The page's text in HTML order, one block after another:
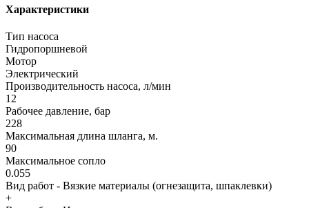
Характеристики
Тип насоса
Гидропоршневой
Мотор
Электрический
Производительность насоса, л/мин
12
Рабочее давление, бар
228
Максимальная длина шланга, м.
90
Максимальное сопло
0.055
Вид работ - Вязкие материалы (огнезащита, шпаклевки)
+